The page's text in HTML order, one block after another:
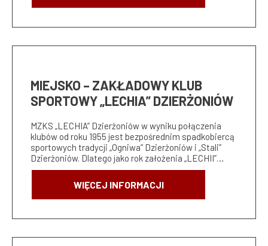
MIEJSKO – ZAKŁADOWY KLUB
SPORTOWY „LECHIA” DZIERŻONIÓW
MZKS „LECHIA” Dzierżoniów w wyniku połączenia
klubów od roku 1955 jest bezpośrednim spadkobiercą
sportowych tradycji „Ogniwa” Dzierżoniów i „Stali”
Dzierżoniów. Dlatego jako rok założenia „LECHII”…
WIĘCEJ INFORMACJI